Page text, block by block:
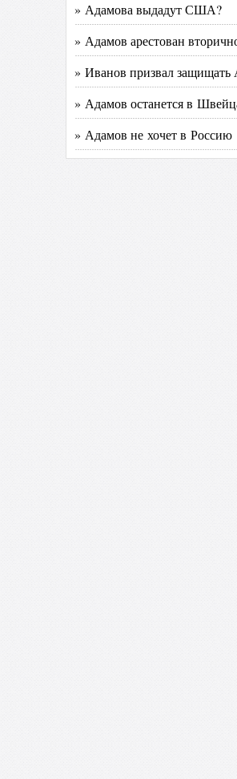
» Адамова выдадут США?
» Адамов арестован
» Иванов призвал
» Адамов останется в
» Адамов не хочет в Россию